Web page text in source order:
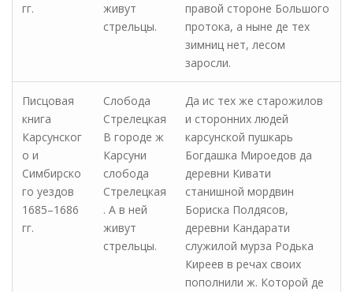
гг.
живут
стрельцы.
правой стороне Большого
протока, а ныне де тех
зимниц нет, лесом
заросли.
Писцовая
книга
Карсунског
о и
Симбирско
го уездов
1685–1686
гг.
Слобода
Стрелецкая
В городе ж
Карсуни
слобода
Стрелецкая
. А в ней
живут
стрельцы.
Да ис тех же старожилов
и сторонних людей
карсунской пушкарь
Богдашка Мироедов да
деревни Кивати
станишной мордвин
Бориска Полдясов,
деревни Кандарати
служилой мурза Родька
Киреев в речах своих
пополнили ж. Которой де